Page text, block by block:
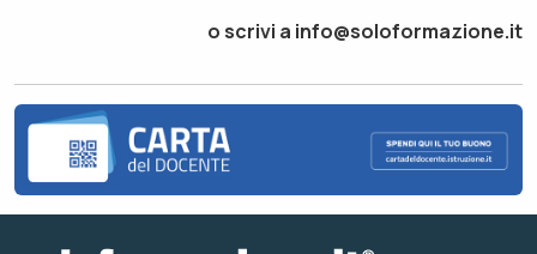
o scrivi a info@soloformazione.it